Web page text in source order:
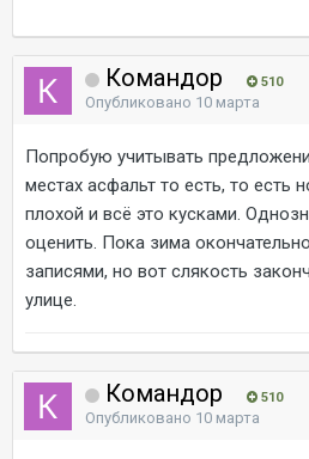
Командор 510
Опубликовано 10 марта
Попробую учитывать
местах асфальт то есть, то есть
плохой и всё это кусками.
оценить. Пока зима
записями, но вот слякость
улице.
Командор 510
Опубликовано 10 марта